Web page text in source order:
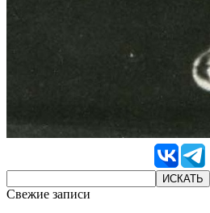
Свежие записи